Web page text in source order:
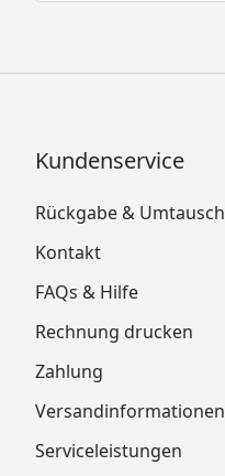
Kundenservice
Rückgabe & Umtausch
Kontakt
FAQs & Hilfe
Rechnung drucken
Zahlung
Versandinformationen
Serviceleistungen